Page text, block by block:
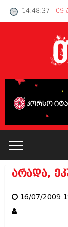
14:48:38 - 09
არადა,
16/07/2009